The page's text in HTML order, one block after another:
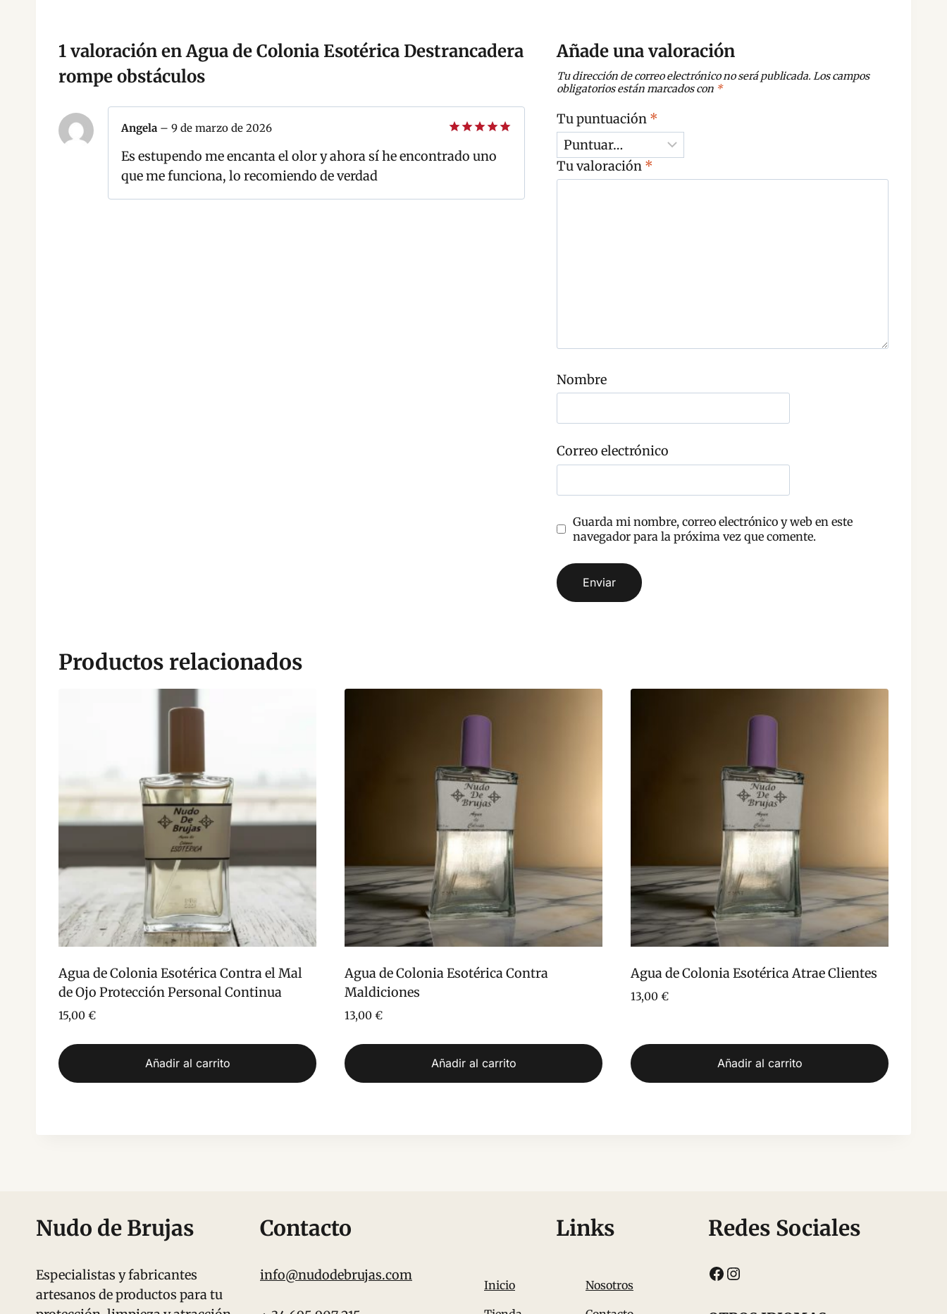
1 valoración enAgua de Colonia Esotérica Destrancadera
rompe obstáculos
con 5de 5
Angela – 9 de marzo de 2026
Es estupendo me encanta el olor y ahora sí he encontrado uno
que me funciona, lo recomiendo de verdad
Añade una valoración
Tu dirección de correo electrónico no será publicada. Los campos
obligatorios están marcados con *
Tu puntuación *
Tu valoración *
m
e
r
i
o
Nombre
Correo electrónico
Guarda mi nombre, correo electrónico y web en este
navegador para la próxima vez que comente.
Productos relacionados
Agua de Colonia Esotérica Contra el Mal
de Ojo Protección Personal Continua
15,00 €
Añadir al carrito
Agua de Colonia Esotérica Contra
Maldiciones
13,00 €
Añadir al carrito
Agua de Colonia Esotérica Atrae Clientes
13,00 €
Añadir al carrito
Nudo de Brujas
Especialistas y fabricantes
artesanos de productos para tu
Contacto
info@nudodebrujas.com
Links
Inicio Nosotros
Redes Sociales
Facebook
Instagram